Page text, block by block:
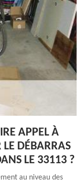
APPEL À
DÉBARRAS
LE 33113 ?
au niveau des